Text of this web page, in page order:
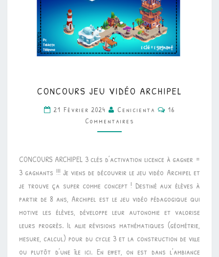
JEU
VIDÉO
ARCHIPEL
CONCOURS JEU VIDÉO ARCHIPEL
21 Février 2024 Cenicienta Commentaires
16
Commentaires
CONCOURS ARCHIPEL 3 clés d’activation licence à gagner =
3 gagnants !!! Je viens de découvrir le jeu vidéo Archipel et
je trouve ça super comme concept ! Destiné aux élèves à
partir de 8 ans, Archipel est le jeu vidéo pédagogique qui
motive les élèves, développe leur autonomie et valorise
leurs progrès. Il allie révisions mathématiques (géométrie,
mesure, calcul) pour du cycle 3 et la construction de ville
ou plutôt d’une île ici. En effet, on est dans l’ambiance